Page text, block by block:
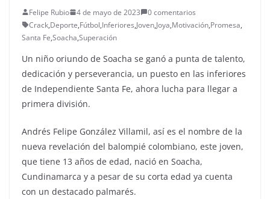
Felipe Rubio 4 de mayo de 2023
0 comentarios
Crack,Deporte,Fútbol,Inferiores,Joven,Joya,Motivación,Promesa,
Santa Fe,Soacha,Superación
Un niño oriundo de Soacha se ganó a punta de talento,
dedicación y perseverancia, un puesto en las inferiores
de Independiente Santa Fe, ahora lucha para llegar a
primera división.
Andrés Felipe González Villamil, así es el nombre de la
nueva revelación del balompié colombiano, este joven,
que tiene 13 años de edad, nació en Soacha,
Cundinamarca y a pesar de su corta edad ya cuenta
con un destacado palmarés.